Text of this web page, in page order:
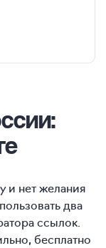
и нет желания
два
ссылок.
бесплатно